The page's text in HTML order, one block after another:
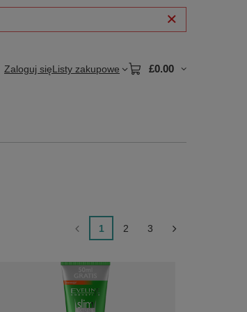
Zaloguj sięListy zakupowe £0.00
1 2 3